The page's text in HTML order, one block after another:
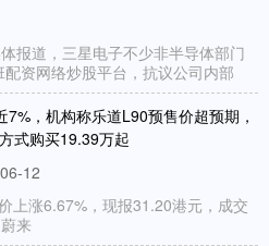
报道，三星电子不少非半导体部门
资网络炒股平台，抗议公司内部
，机构称乐道L90预售价超预期，
式购买19.39万起
12
上涨6.67%，现报31.20港元，成交
来